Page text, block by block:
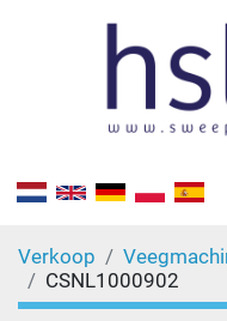
Verkoop
CSNL1000902